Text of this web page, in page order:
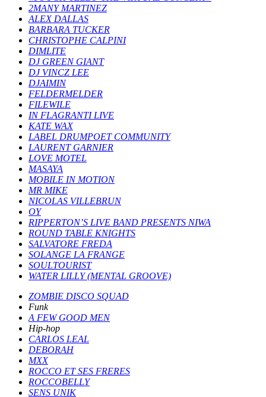
2MANY MARTINEZ
ALEX DALLAS
BARBARA TUCKER
CHRISTOPHE CALPINI
DIMLITE
DJ GREEN GIANT
DJ VINCZ LEE
DJAIMIN
FELDERMELDER
FILEWILE
IN FLAGRANTI LIVE
KATE WAX
LABEL DRUMPOET COMMUNITY
LAURENT GARNIER
LOVE MOTEL
MASAYA
MOBILE IN MOTION
MR MIKE
NICOLAS VILLEBRUN
OY
RIPPERTON’S LIVE BAND PRESENTS NIWA
ROUND TABLE KNIGHTS
SALVATORE FREDA
SOLANGE LA FRANGE
SOULTOURIST
WATER LILLY (MENTAL GROOVE)
ZOMBIE DISCO SQUAD
Funk
A FEW GOOD MEN
Hip-hop
CARLOS LEAL
DEBORAH
MXX
ROCCO ET SES FRERES
ROCCOBELLY
SENS UNIK